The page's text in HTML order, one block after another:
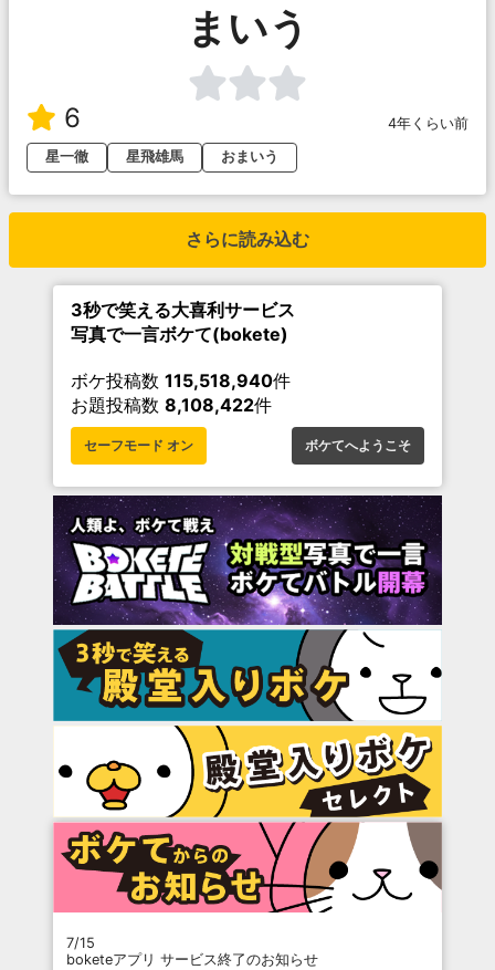
まいう
6
4年くらい前
星一徹
星飛雄馬 おまいう
さらに読み込む
3秒で笑える大喜利サービス
写真で一言ボケて(bokete)
ボケ投稿数 115,518,940件
お題投稿数 8,108,422件
セーフモード オン ボケてへようこそ
7/15
boketeアプリ サービス終了のお知らせ